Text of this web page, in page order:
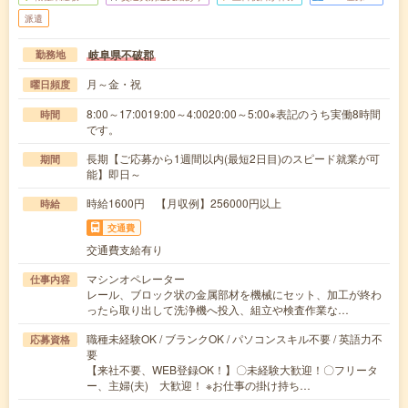
派遣
勤務地 岐阜県不破郡
曜日頻度 月～金・祝
時間
8:00～17:0019:00～4:0020:00～5:00※表記のうち実働8時間
です。
期間
長期【ご応募から1週間以内(最短2日目)のスピード就業が可
能】即日～
時給 時給1600円 【月収例】256000円以上
交通費
交通費支給有り
仕事内容
マシンオペレーター
レール、ブロック状の金属部材を機械にセット、加工が終わ
ったら取り出して洗浄機へ投入、組立や検査作業な…
応募資格
職種未経験OK / ブランクOK / パソコンスキル不要 / 英語力不
要
【来社不要、WEB登録OK！】〇未経験大歓迎！〇フリータ
ー、主婦(夫) 大歓迎！ ※お仕事の掛け持ち…